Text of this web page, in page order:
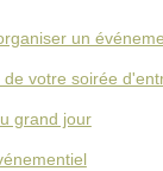
un
votre soirée
grand jour